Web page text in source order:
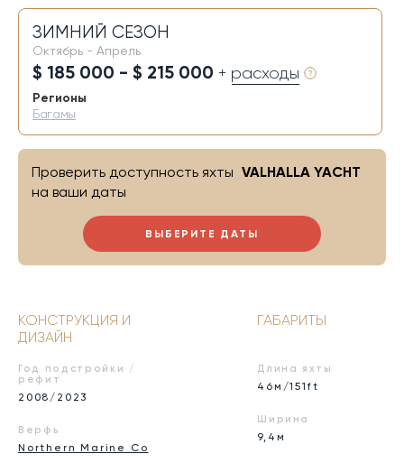
ЗИМНИЙ СЕЗОН
Октябрь - Апрель
$ 185 000 - $ 215 000 + расходы
Регионы
Багамы
ВЫБЕРИТЕ ДАТЫ
Проверить доступность яхты VALHALLA YACHT
на ваши даты
КОНСТРУКЦИЯ И
ДИЗАЙН
Год подстройки /
рефит
2008/2023
Верфь
Northern Marine Co
ГАБАРИТЫ
Длина яхты
46м/151ft
Ширина
9,4м